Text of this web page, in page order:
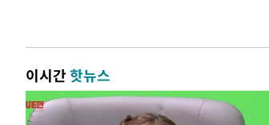
이시간핫뉴스